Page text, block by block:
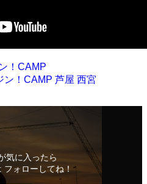
！CAMP
ン！CAMP 芦屋 西宮
気に入ったら
フォローしてね！